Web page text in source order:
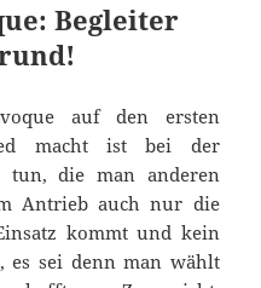
Begleiter
auf den ersten
macht ist bei der
tun, die man anderen
Antrieb auch nur die
kommt und kein
es sei denn man wählt